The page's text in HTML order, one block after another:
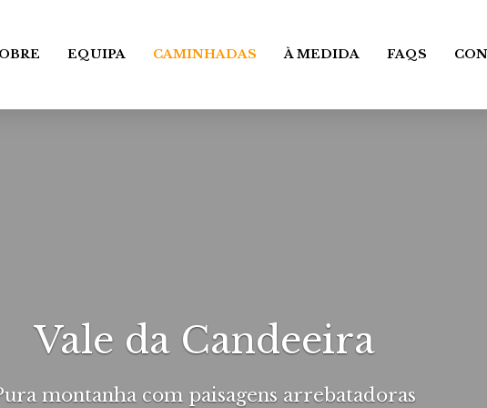
EQUIPA CAMINHADAS À MEDIDA FAQS
Vale da Candeeira
montanha com paisagens arrebatadoras